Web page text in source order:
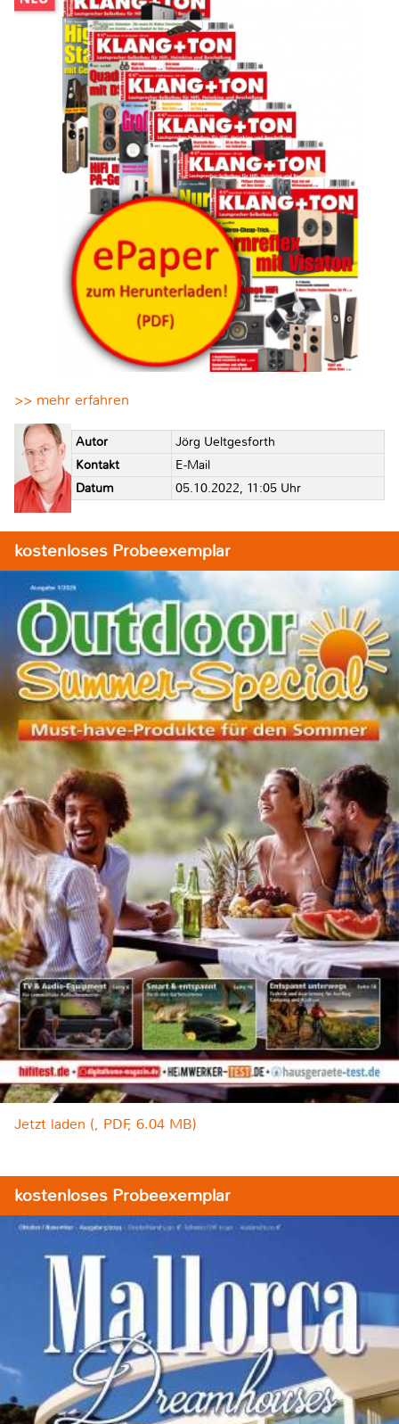
>> mehr erfahren
Autor
Jörg Ueltgesforth
Kontakt
E-Mail
Datum
05.10.2022, 11:05 Uhr
kostenloses Probeexemplar
Jetzt laden (, PDF, 6.04 MB)
kostenloses Probeexemplar